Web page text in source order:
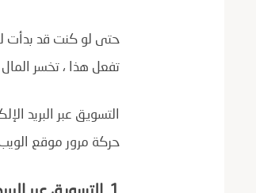
تفعل هذا ، تخسر
التسويق عبر البريد
حركة مرور موقع
1. التسويق عبر البريد الإلكتروني للشركات الصغيرة